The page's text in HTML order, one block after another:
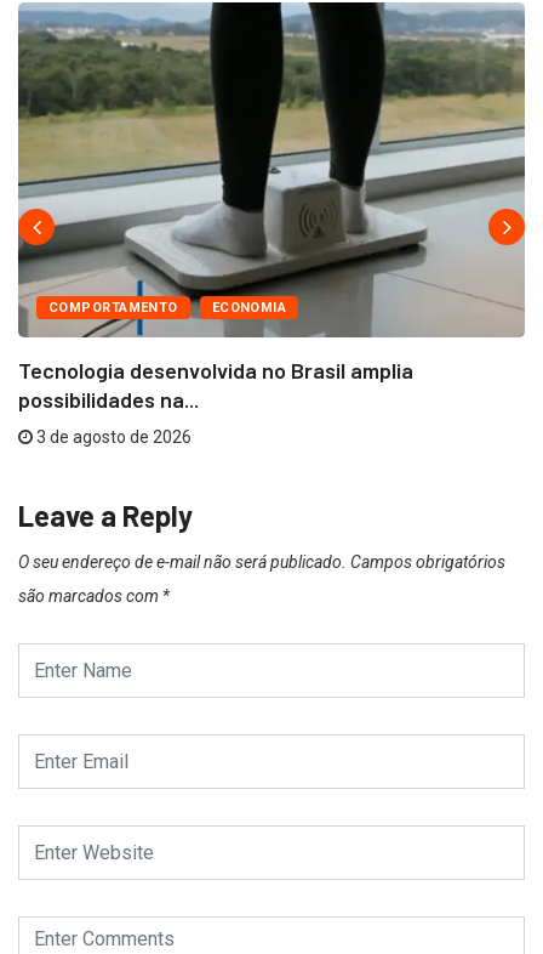
COMPORTAMENTO ECONOMIA
Tecnologia desenvolvida no Brasil amplia
possibilidades na...
3 de agosto de 2026
Leave a Reply
O seu endereço de e-mail não será publicado. Campos obrigatórios
são marcados com *